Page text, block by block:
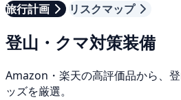
旅行計画
リスクマップ
登山・クマ対策装備
Amazon・楽天の高評価品から、
ッズを厳選。